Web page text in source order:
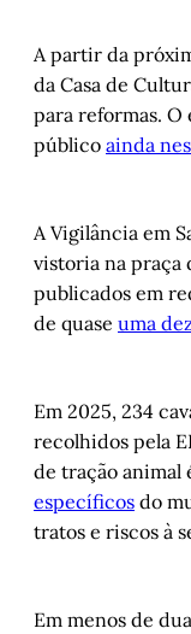
A partir da
da Casa de
para reformas. O
público ainda
A Vigilância em
vistoria na praça
publicados em
de quase uma
Em 2025, 234
recolhidos pela
de tração animal
específicos do
tratos e riscos à
Em menos de